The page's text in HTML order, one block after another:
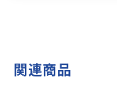
関連商品